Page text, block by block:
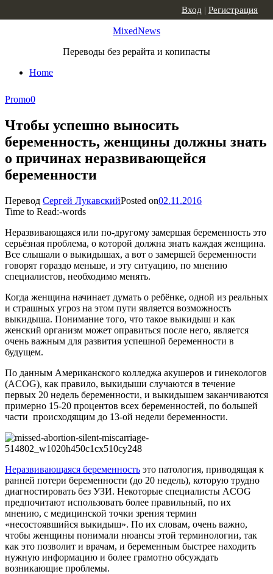
MixedNews
Переводы без рерайта и копипасты
Home
Вход | Регистрация
Promo0
Чтобы успешно выносить
беременность, женщины должны знать
о причинах неразвивающейся
беременности
Перевод Сергей ЛукавскийPosted on02.11.2016
Time to Read:-words
Неразвивающаяся или по-другому замершая беременность это
серьёзная проблема, о которой должна знать каждая женщина.
Все слышали о выкидышах, а вот о замершей беременности
говорят гораздо меньше, и эту ситуацию, по мнению
специалистов, необходимо менять.
Когда женщина начинает думать о ребёнке, одной из реальных
и страшных угроз на этом пути является возможность
выкидыша. Понимание того, что такое выкидыш и как
женский организм может оправиться после него, является
очень важным для развития успешной беременности в
будущем.
По данным Американского колледжа акушеров и гинекологов
(ACOG), как правило, выкидыши случаются в течение
первых 20 недель беременности, и выкидышем заканчиваются
примерно 15-20 процентов всех беременностей, по большей
части происходящим до 13-ой недели беременности.
Неразвивающаяся беременность это патология, приводящая к
ранней потери беременности (до 20 недель), которую трудно
диагностировать без УЗИ. Некоторые специалисты ACOG
предпочитают использовать более правильный, по их
мнению, с медицинской точки зрения термин
«несостоявшийся выкидыш». По их словам, очень важно,
чтобы женщины понимали нюансы этой терминологии, так
как это позволит и врачам, и беременным быстрее находить
нужную информацию и более грамотно обсуждать
возникающие проблемы.